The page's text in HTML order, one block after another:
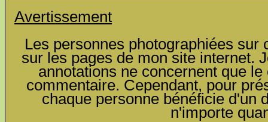
Avertissement
Les personnes photographiées
sur les pages de mon site internet.
annotations ne concernent que
commentaire. Cependant, pour
chaque personne bénéficie d'un
n'importe